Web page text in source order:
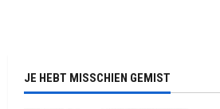
JE HEBT MISSCHIEN GEMIST